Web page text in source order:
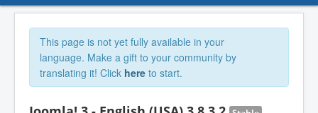
This page is not yet fully available in your
language. Make a gift to your community by
translating it! Click here to start.